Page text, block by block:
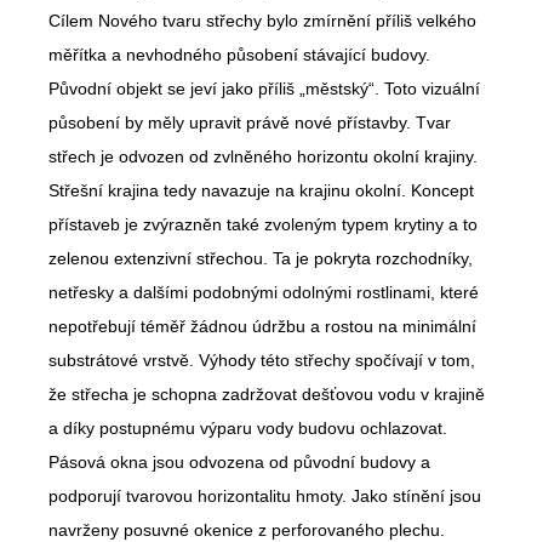
Cílem Nového tvaru střechy bylo zmírnění příliš velkého
měřítka a nevhodného působení stávající budovy.
Původní objekt se jeví jako příliš „městský“. Toto vizuální
působení by měly upravit právě nové přístavby. Tvar
střech je odvozen od zvlněného horizontu okolní krajiny.
Střešní krajina tedy navazuje na krajinu okolní. Koncept
přístaveb je zvýrazněn také zvoleným typem krytiny a to
zelenou extenzivní střechou. Ta je pokryta rozchodníky,
netřesky a dalšími podobnými odolnými rostlinami, které
nepotřebují téměř žádnou údržbu a rostou na minimální
substrátové vrstvě. Výhody této střechy spočívají v tom,
že střecha je schopna zadržovat dešťovou vodu v krajině
a díky postupnému výparu vody budovu ochlazovat.
Pásová okna jsou odvozena od původní budovy a
podporují tvarovou horizontalitu hmoty. Jako stínění jsou
navrženy posuvné okenice z perforovaného plechu.